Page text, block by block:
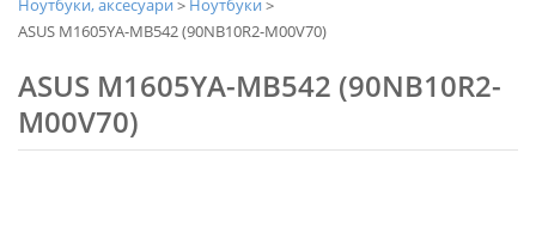
Ноутбуки, аксесуари
Ноутбуки
ASUS M1605YA-MB542 (90NB10R2-M00V70)
ASUS M1605YA-MB542 (90NB10R2-
M00V70)